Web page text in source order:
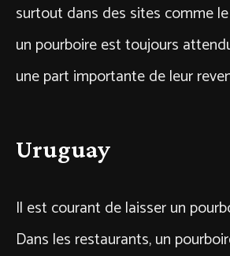
surtout dans des sites comme
un pourboire est toujours
une part importante de leur
Uruguay
Il est courant de laisser un
Dans les restaurants, un